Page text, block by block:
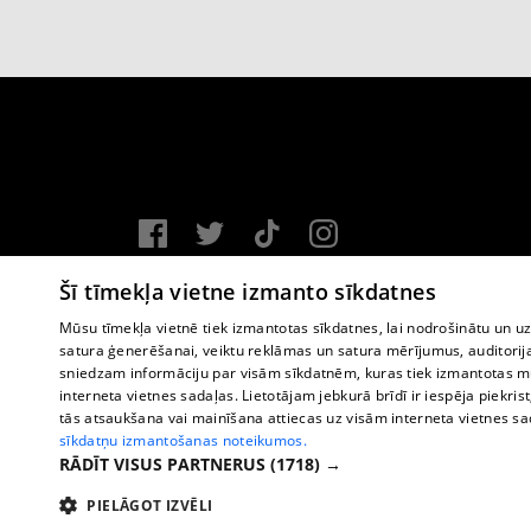
Vortal assistance service: e-mail -
Copyright © 2004-2026 SIA HELIO MEDIA.
All rights reserved.
Šī tīmekļa vietne izmanto sīkdatnes
Mūsu tīmekļa vietnē tiek izmantotas sīkdatnes, lai nodrošinātu un
satura ģenerēšanai, veiktu reklāmas un satura mērījumus,
sniedzam informāciju par visām sīkdatnēm, kuras tiek izmantotas
interneta vietnes sadaļas. Lietotājam jebkurā brīdī ir iespēja
tās atsaukšana vai mainīšana attiecas uz visām interneta vietnes
sīkdatņu izmantošanas noteikumos.
RĀDĪT VISUS PARTNERUS (1718) →
PIELĀGOT IZVĒLI